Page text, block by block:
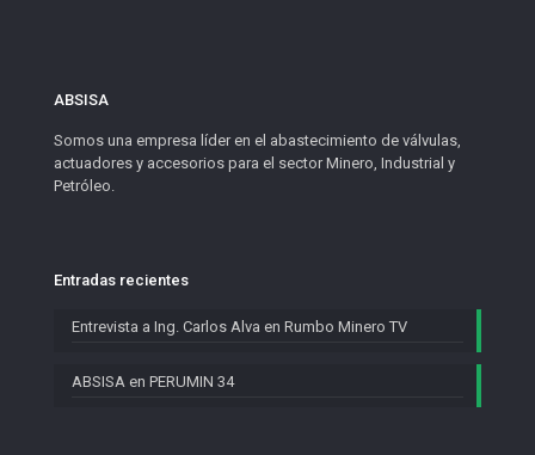
ABSISA
Somos una empresa líder en el abastecimiento de válvulas,
actuadores y accesorios para el sector Minero, Industrial y
Petróleo.
Entradas recientes
Entrevista a Ing. Carlos Alva en Rumbo Minero TV
ABSISA en PERUMIN 34